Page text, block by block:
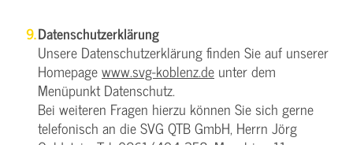
Datenschutzerklärung
Unsere Datenschutzerklärung finden Sie auf unserer
Homepagewww.svg-koblenz.de unter dem
Menüpunkt Datenschutz.
Bei weiteren Fragen hierzu können Sie sich gerne
telefonisch an die SVG QTB GmbH, Herrn Jörg